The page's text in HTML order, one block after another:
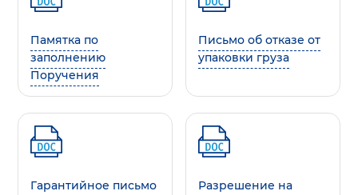
Памятка по
заполнению
Поручения
Письмо об отказе от
упаковки груза
Гарантийное письмо
Разрешение на